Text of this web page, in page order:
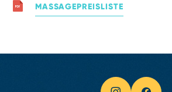
MASSAGEPREISLISTE